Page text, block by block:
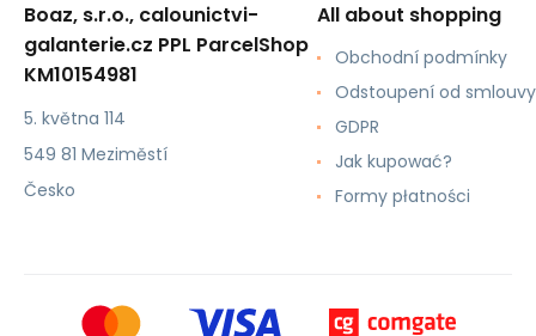
Boaz, s.r.o., calounictvi-
galanterie.cz PPL ParcelShop
KM10154981
5. května 114
549 81 Meziměstí
Česko
All about shopping
Obchodní podmínky
Odstoupení od smlouvy
GDPR
Jak kupować?
Formy płatności